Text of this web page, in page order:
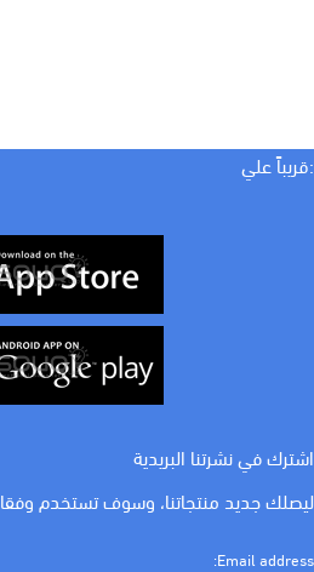
:قريباً علي
اشترك في نشرتنا البريدية
ليصلك جديد منتجاتنا، وسوف تستخدم وفقا
Email address: